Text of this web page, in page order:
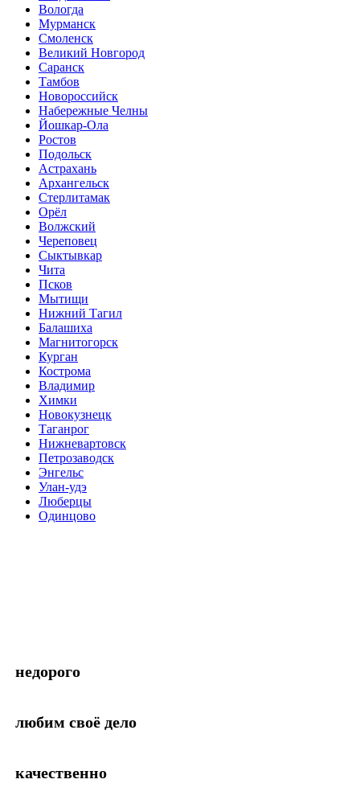
Вологда
Мурманск
Смоленск
Великий Новгород
Саранск
Тамбов
Новороссийск
Набережные Челны
Йошкар-Ола
Ростов
Подольск
Астрахань
Архангельск
Стерлитамак
Орёл
Волжский
Череповец
Сыктывкар
Чита
Псков
Мытищи
Нижний Тагил
Балашиха
Магнитогорск
Курган
Кострома
Владимир
Химки
Новокузнецк
Таганрог
Нижневартовск
Петрозаводск
Энгельс
Улан-удэ
Люберцы
Одинцово
недорого
любим своё дело
качественно